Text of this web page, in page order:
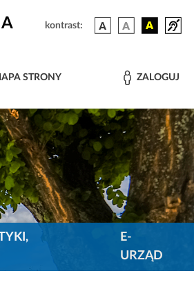
A kontrast:
STRONY ZALOGUJ
E-
URZĄD